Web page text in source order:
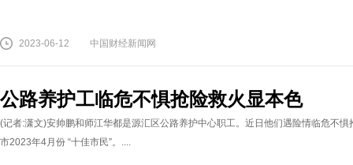
2023-06-12 中国财经新闻网
公路养护工临危不惧抢险救火显本色
(记者:潇文)安帅鹏和师江华都是源汇区公路养护中心职工。近日他们遇险情临危不
市2023年4月份 “十佳市民”。....